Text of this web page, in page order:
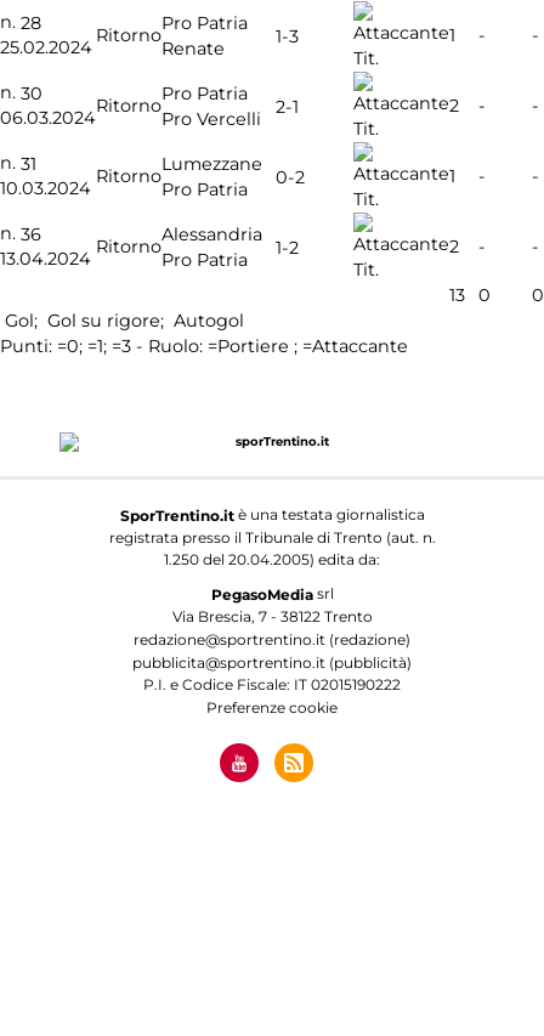
n. 28
25.02.2024
Ritorno
Pro Patria
Renate
1-3
Tit.
1 - -
n. 30
06.03.2024
Ritorno
Pro Patria
Pro Vercelli
2-1
Tit.
2 - -
n. 31
10.03.2024
Ritorno
Lumezzane
Pro Patria
0-2
Tit.
1 - -
n. 36
13.04.2024
Ritorno
Alessandria
Pro Patria
1-2
Tit.
2 - -
13 0
0
Gol; Gol su rigore; Autogol
Punti: =0; =1; =3 - Ruolo: =Portiere ; =Attaccante
SporTrentino.itè una testata giornalistica
registrata presso il Tribunale di Trento (aut. n.
1.250 del 20.04.2005) edita da:
PegasoMediasrl
Via Brescia, 7 - 38122 Trento
redazione@sportrentino.it (redazione)
pubblicita@sportrentino.it (pubblicità)
P.I. e Codice Fiscale: IT 02015190222
Preferenze cookie